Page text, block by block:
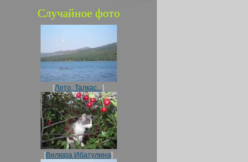
Случайное фото
[Лето, Талкас...]
[Вилюра Ибатулина]